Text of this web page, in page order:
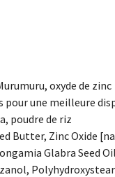
oxyde de zinc
pour une meilleure
poudre de riz
Butter, Zinc Oxide
Glabra Seed